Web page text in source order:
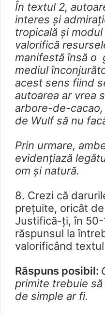
În textul 2,
interes și
tropicală și
valorifică
manifestă însă o
mediul
acest sens fiind
autoarea ar vrea
arbore-de-
de Wulf să nu
Prin urmare,
evidențiază
om și natură.
8. Crezi că
prețuite, oricât
Justifică-ți, în
răspunsul la
valorificând
Răspuns posibil:
primite trebuie
de simple ar fi.